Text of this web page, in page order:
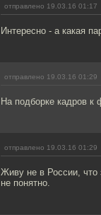
отправлено 19.03.16 01:17
Интересно - а какая
отправлено 19.03.16 01:29
На подборке кадров к
отправлено 19.03.16 01:29
Живу не в России, что
не понятно.